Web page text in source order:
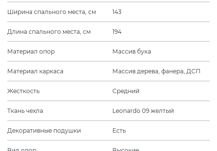
Ширина спального места, см 143
Длина спального места, см 194
Материал опор Массив бука
Материал каркаса Массив дерева, фанера, ДСП
Жесткость Средний
Ткань чехла Leonardo 09 желтый
Декоративные подушки Есть